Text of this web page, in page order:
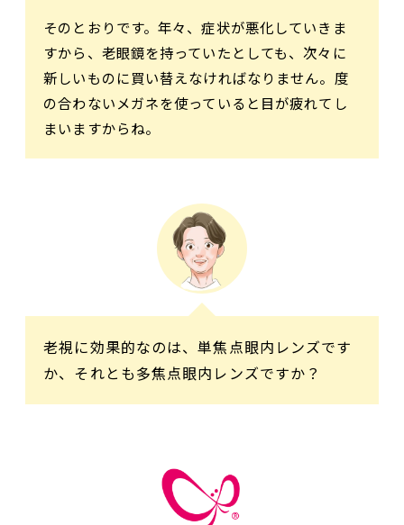
そのとおりです。年々、症状が悪化していきま
すから、老眼鏡を持っていたとしても、次々に
新しいものに買い替えなければなりません。度
の合わないメガネを使っていると目が疲れてし
まいますからね。
老視に効果的なのは、単焦点眼内レンズです
か、それとも多焦点眼内レンズですか？